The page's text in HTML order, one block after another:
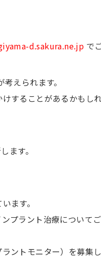
d.sakura.ne.jp で
えられます。
することがあるかもし
ます。
ます。
プラント治療について
ントモニター）を募集し